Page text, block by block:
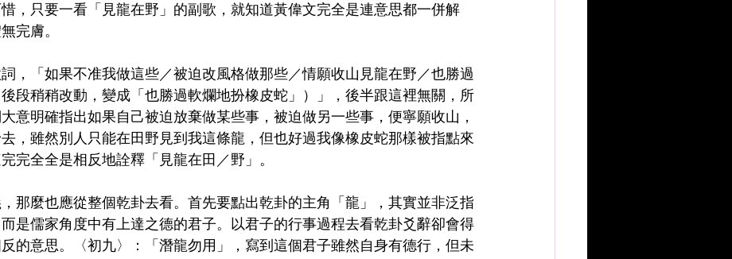
，只要一看「見龍在野」的副歌，就知道黃偉文完全是連意思都一併解
完膚。
，「如果不准我做這些／被迫改風格做那些／情願收山見龍在野／也勝過
段稍稍改動，變成「也勝過軟爛地扮橡皮蛇」）」，後半跟這裡無關，所
意明確指出如果自己被迫放棄做某些事，被迫做另一些事，便寧願收山，
，雖然別人只能在田野見到我這條龍，但也好過我像橡皮蛇那樣被指點來
完全全是相反地詮釋「見龍在田／野」。
那麼也應從整個乾卦去看。首先要點出乾卦的主角「龍」，其實並非泛指
是儒家角度中有上達之德的君子。以君子的行事過程去看乾卦爻辭卻會得
的意思。〈初九〉：「潛龍勿用」，寫到這個君子雖然自身有德行，但未